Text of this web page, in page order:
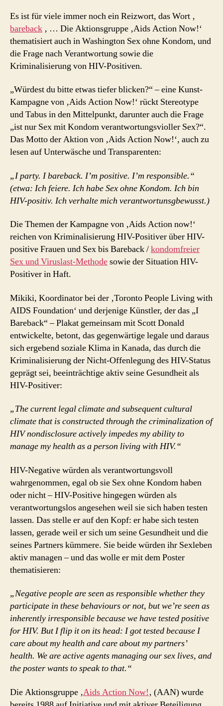
Washington
(Fotos)
Es ist für viele immer noch ein Reizwort, das Wort ‚
bareback ‚ … Die Aktionsgruppe ‚Aids Action Now!‘
thematisiert auch in Washington Sex ohne Kondom, und
die Frage nach Verantwortung sowie die
Kriminalisierung von HIV-Positiven.
„Würdest du bitte etwas tiefer blicken?“ – eine Kunst-
Kampagne von ‚Aids Action Now!‘ rückt Stereotype
und Tabus in den Mittelpunkt, darunter auch die Frage
„ist nur Sex mit Kondom verantwortungsvioller Sex?“.
Das Motto der Aktion von ‚Aids Action Now!‘, auch zu
lesen auf Unterwäsche und Transparenten:
„I party. I bareback. I’m positive. I’m responsible.“
(etwa: Ich feiere. Ich habe Sex ohne Kondom. Ich bin
HIV-positiv. Ich verhalte mich verantwortunsgbewusst.)
Die Themen der Kampagne von ‚Aids Action now!‘
reichen von Kriminalisierung HIV-Positiver über HIV-
positive Frauen und Sex bis Bareback /kondomfreier
Sex und Viruslast-Methodesowie der Situation HIV-
Positiver in Haft.
Mikiki, Koordinator bei der ‚Toronto People Living with
AIDS Foundation‘ und derjenige Künstler, der das „I
Bareback“ – Plakat gemeinsam mit Scott Donald
entwickelte, betont, das gegenwärtige legale und daraus
sich ergebend soziale Klima in Kanada, das durch die
Kriminalisierung der Nicht-Offenlegung des HIV-Status
geprägt sei, beeinträchtige aktiv seine Gesundheit als
HIV-Positiver:
„The current legal climate and subsequent cultural
climate that is constructed through the criminalization of
HIV nondisclosure actively impedes my ability to
manage my health as a person living with HIV.“
HIV-Negative würden als verantwortungsvoll
wahrgenommen, egal ob sie Sex ohne Kondom haben
oder nicht – HIV-Positive hingegen würden als
verantwortungslos angesehen weil sie sich haben testen
lassen. Das stelle er auf den Kopf: er habe sich testen
lassen, gerade weil er sich um seine Gesundheit und die
seines Partners kümmere. Sie beide würden ihr Sexleben
aktiv managen – und das wolle er mit dem Poster
thematisieren:
„Negative people are seen as responsible whether they
participate in these behaviours or not, but we’re seen as
inherently irresponsible because we have tested positive
for HIV. But I flip it on its head: I got tested because I
care about my health and care about my partners’
health. We are active agents managing our sex lives, and
the poster wants to speak to that.“
Die Aktionsgruppe ‚Aids Action Now!‚ (AAN) wurde